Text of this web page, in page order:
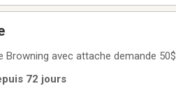
Browning avec attache demande 50$
72 jours